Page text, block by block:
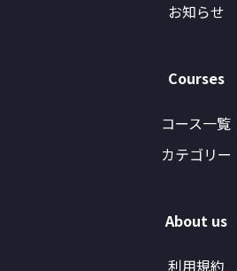
お知らせ
Courses
コース一覧
カテゴリー
About us
利用規約